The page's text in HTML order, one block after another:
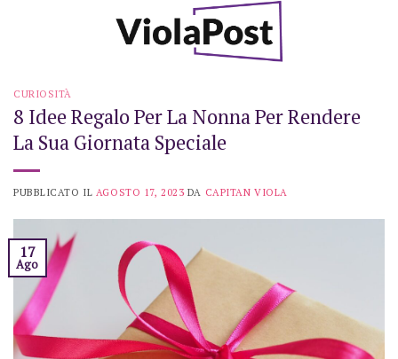
CURIOSITÀ
8 Idee Regalo Per La Nonna Per Rendere
La Sua Giornata Speciale
PUBBLICATO IL AGOSTO 17, 2023 DA CAPITAN VIOLA
17
Ago